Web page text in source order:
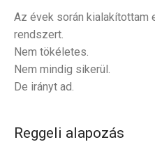
Az évek során kialakítottam
rendszert.
Nem tökéletes.
Nem mindig sikerül.
De irányt ad.
Reggeli alapozás